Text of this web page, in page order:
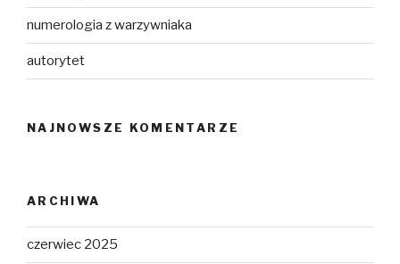
numerologia z warzywniaka
autorytet
NAJNOWSZE KOMENTARZE
ARCHIWA
czerwiec 2025